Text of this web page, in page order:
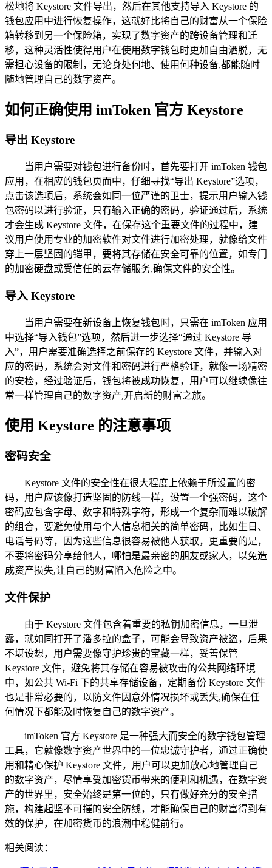
松地将 Keystore 文件导出，然后在其他支持导入 Keystore 的
钱包应用中进行恢复操作，这就好比将自己的财富从一个保险
箱转移到另一个保险箱，实现了数字资产的跨设备管理和迁
移，这种灵活性使得用户在使用数字钱包时更加自由洒脱，无
需担心设备的限制，无论身处何地、使用何种设备,都能随时
随地管理自己的数字资产。
如何正确使用 imToken 官方 Keystore
导出 Keystore
当用户需要对钱包进行备份时，首先要打开 imToken 钱包
应用，在相应的钱包页面中，仔细寻找“导出 Keystore”选项，
点击该选项后，系统会如同一位严谨的卫士，提示用户输入钱
包密码以进行验证，只有输入正确的密码，验证通过后，系统
才会生成 Keystore 文件，在保存这个重要文件的过程中，建
议用户使用专业的加密软件对文件进行加密处理，就像给文件
穿上一层坚固的铠甲，要将其存储在安全可靠的位置，如专门
的加密硬盘或受信任的云存储服务,确保文件的安全性。
导入 Keystore
当用户需要在新设备上恢复钱包时，只需在 imToken 应用
中选择“导入钱包”选项，然后进一步选择“通过 Keystore 导
入”，用户需要准确选择之前保存的 Keystore 文件，并输入对
应的密码，系统会对文件和密码进行严格验证，就像一场精密
的安检，经过验证后，钱包将被成功恢复，用户可以继续像往
常一样管理自己的数字资产,开启新的财富之旅。
使用 Keystore 的注意事项
密码安全
Keystore 文件的安全性在很大程度上依赖于所设置的密
码，用户应该像打造坚固的防线一样，设置一个强密码，这个
密码应包含字母、数字和特殊字符，形成一个复杂而难以破解
的组合，要避免使用与个人信息相关的简单密码，比如生日、
电话号码等，因为这些信息很容易被他人获取，更重要的是，
不要将密码分享给他人，哪怕是最亲密的朋友或家人，以免造
成资产损失,让自己的财富陷入危险之中。
文件保护
由于 Keystore 文件包含着重要的私钥加密信息，一旦泄
露，就如同打开了潘多拉的盒子，可能会导致资产被盗，后果
不堪设想，用户需要像守护珍贵的宝藏一样，妥善保管
Keystore 文件，避免将其存储在容易被攻击的公共网络环境
中，如公共 Wi-Fi 下的共享存储设备，定期备份 Keystore 文件
也是非常必要的，以防文件因意外情况损坏或丢失,确保在任
何情况下都能及时恢复自己的数字资产。
imToken 官方 Keystore 是一种强大而安全的数字钱包管理
工具，它就像数字资产世界中的一位忠诚守护者，通过正确使
用和精心保护 Keystore 文件，用户可以更加放心地管理自己
的数字资产，尽情享受加密货币带来的便利和机遇，在数字资
产的世界里，安全始终是第一位的，只有做好充分的安全措
施，构建起坚不可摧的安全防线，才能确保自己的财富得到有
效的保护，在加密货币的浪潮中稳健前行。
相关阅读：